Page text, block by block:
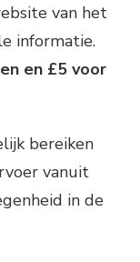
van het
informatie.
en £5 voor
bereiken
vanuit
in de